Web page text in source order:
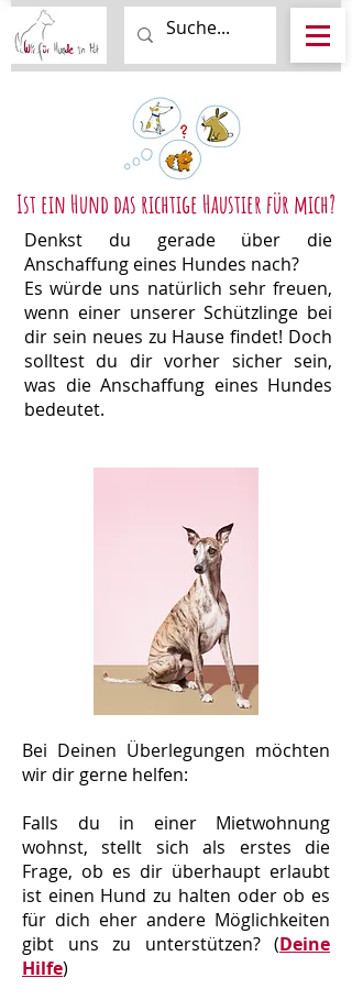
Ist ein Hund das richtige Haustier für mich?
Denkst du gerade über die
Anschaffung eines Hundes nach?
Es würde uns natürlich sehr freuen,
wenn einer unserer Schützlinge bei
dir sein neues zu Hause findet! Doch
solltest du dir vorher sicher sein,
was die Anschaffung eines Hundes
bedeutet.
Bei Deinen Überlegungen möchten
wir dir gerne helfen:
Falls du in einer Mietwohnung
wohnst, stellt sich als erstes die
Frage, ob es dir überhaupt erlaubt
ist einen Hund zu halten oder ob es
für dich eher andere Möglichkeiten
gibt uns zu unterstützen? (Deine
Hilfe)